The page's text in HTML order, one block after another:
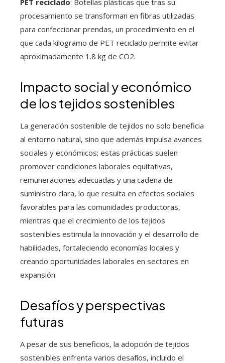
procesamiento se transforman en fibras utilizadas
para confeccionar prendas, un procedimiento en el
que cada kilogramo de PET reciclado permite evitar
aproximadamente 1.8 kg de CO2.
Impacto social y económico
de los tejidos sostenibles
La generación sostenible de tejidos no solo beneficia
al entorno natural, sino que además impulsa avances
sociales y económicos; estas prácticas suelen
promover condiciones laborales equitativas,
remuneraciones adecuadas y una cadena de
suministro clara, lo que resulta en efectos sociales
favorables para las comunidades productoras,
mientras que el crecimiento de los tejidos
sostenibles estimula la innovación y el desarrollo de
habilidades, fortaleciendo economías locales y
creando oportunidades laborales en sectores en
expansión.
Desafíos y perspectivas
futuras
A pesar de sus beneficios, la adopción de tejidos
sostenibles enfrenta varios desafíos, incluido el